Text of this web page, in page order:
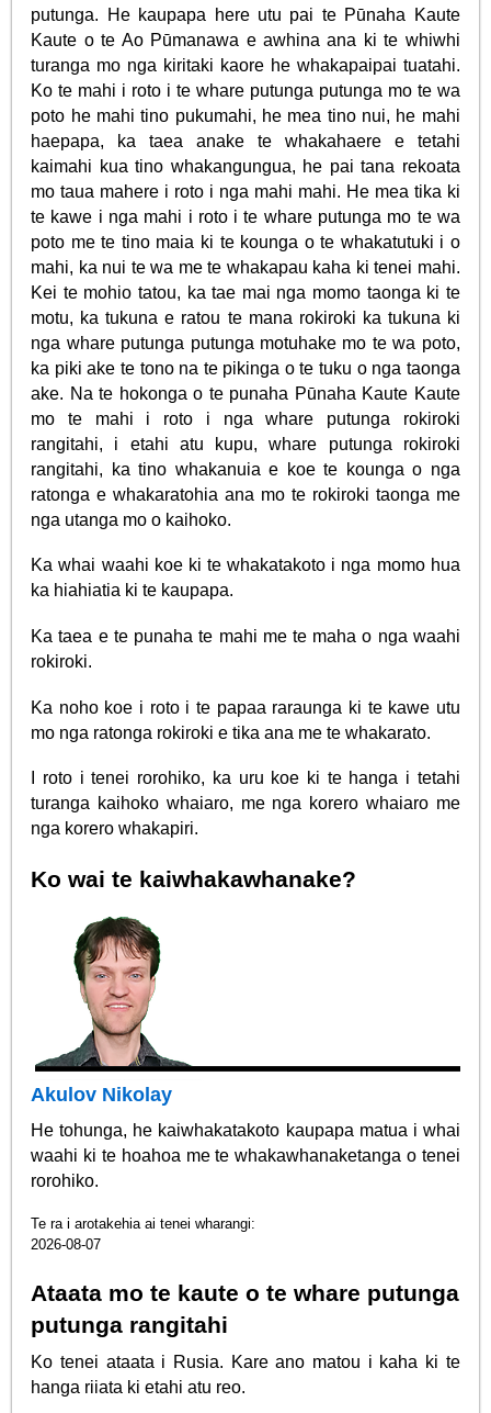
putunga. He kaupapa here utu pai te Pūnaha Kaute
Kaute o te Ao Pūmanawa e awhina ana ki te whiwhi
turanga mo nga kiritaki kaore he whakapaipai tuatahi.
Ko te mahi i roto i te whare putunga putunga mo te wa
poto he mahi tino pukumahi, he mea tino nui, he mahi
haepapa, ka taea anake te whakahaere e tetahi
kaimahi kua tino whakangungua, he pai tana rekoata
mo taua mahere i roto i nga mahi mahi. He mea tika ki
te kawe i nga mahi i roto i te whare putunga mo te wa
poto me te tino maia ki te kounga o te whakatutuki i o
mahi, ka nui te wa me te whakapau kaha ki tenei mahi.
Kei te mohio tatou, ka tae mai nga momo taonga ki te
motu, ka tukuna e ratou te mana rokiroki ka tukuna ki
nga whare putunga putunga motuhake mo te wa poto,
ka piki ake te tono na te pikinga o te tuku o nga taonga
ake. Na te hokonga o te punaha Pūnaha Kaute Kaute
mo te mahi i roto i nga whare putunga rokiroki
rangitahi, i etahi atu kupu, whare putunga rokiroki
rangitahi, ka tino whakanuia e koe te kounga o nga
ratonga e whakaratohia ana mo te rokiroki taonga me
nga utanga mo o kaihoko.
Ka whai waahi koe ki te whakatakoto i nga momo hua
ka hiahiatia ki te kaupapa.
Ka taea e te punaha te mahi me te maha o nga waahi
rokiroki.
Ka noho koe i roto i te papaa raraunga ki te kawe utu
mo nga ratonga rokiroki e tika ana me te whakarato.
I roto i tenei rorohiko, ka uru koe ki te hanga i tetahi
turanga kaihoko whaiaro, me nga korero whaiaro me
nga korero whakapiri.
Ko wai te kaiwhakawhanake?
Akulov Nikolay
He tohunga, he kaiwhakatakoto kaupapa matua i whai
waahi ki te hoahoa me te whakawhanaketanga o tenei
rorohiko.
Te ra i arotakehia ai tenei wharangi:
2026-08-07
Ataata mo te kaute o te whare putunga
putunga rangitahi
Ko tenei ataata i Rusia. Kare ano matou i kaha ki te
hanga riiata ki etahi atu reo.